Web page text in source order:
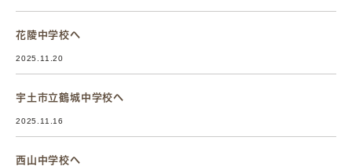
花陵中学校へ
2025.11.20
宇土市立鶴城中学校へ
2025.11.16
西山中学校へ